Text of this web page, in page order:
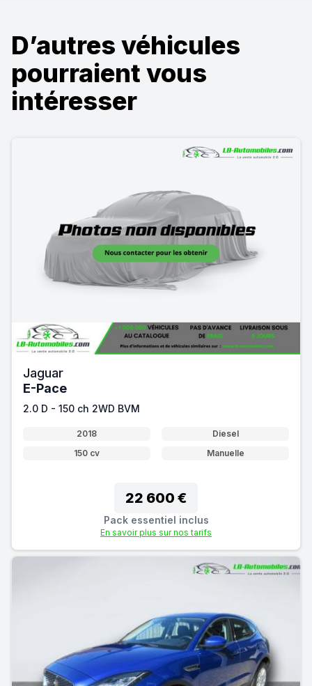
D’autres véhicules
pourraient vous
intéresser
Jaguar
E-Pace
2.0 D - 150 ch 2WD BVM
2018
Diesel
150 cv
Manuelle
22 600 €
Pack essentiel inclus
En savoir plus sur nos tarifs